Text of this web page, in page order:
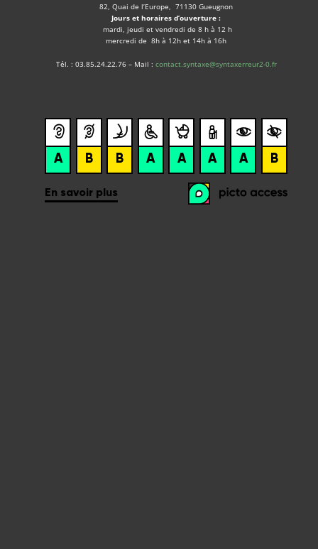
82, Quai de l’Europe, 71130 Gueugnon
Jours et horaires d’ouverture :
mardi, jeudi et vendredi de 8 h à 12 h
mercredi de 8h à 12h et 14h à 16h
Tél. : 03.85.24.22.76 – Mail : contact.syntaxe@syntaxerreur2-0.fr